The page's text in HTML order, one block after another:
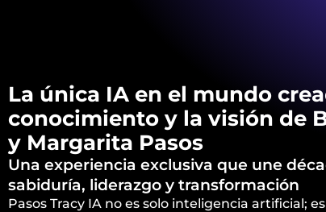
La única IA en el mundo
conocimiento y la visión de
y Margarita Pasos
Una experiencia exclusiva que une
sabiduría, liderazgo y transformación
Pasos Tracy IA no es solo inteligencia artificial;